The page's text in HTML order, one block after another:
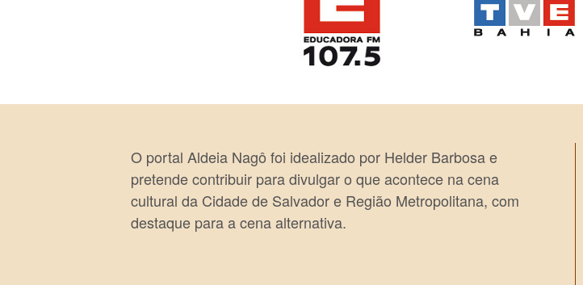
O portal Aldeia Nagô foi idealizado por Helder Barbosa e
pretende contribuir para divulgar o que acontece na cena
cultural da Cidade de Salvador e Região Metropolitana, com
destaque para a cena alternativa.